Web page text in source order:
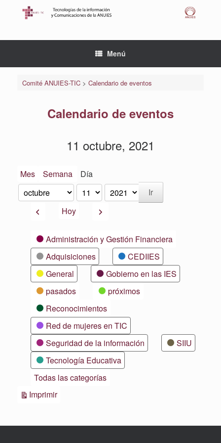
Menú
Comité ANUIES-TIC> Calendario de eventos
Calendario de eventos
11 octubre, 2021
Mes Semana Día
Mes
Día
Año
AnteriorHoy Siguiente
CategoríasAdministración y Gestión Financiera
Adquisiciones
CEDIIES
General
Gobierno en las IES
pasados
próximos
Reconocimientos
Red de mujeres en TIC
Seguridad de la información
SIIU
Tecnología Educativa
Todas las categorías
ImprimirVistas